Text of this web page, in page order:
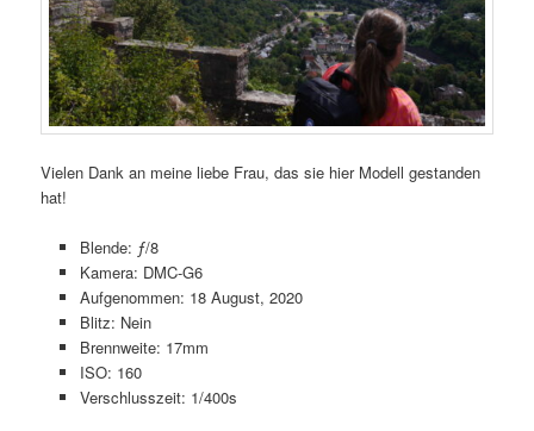
Vielen Dank an meine liebe Frau, das sie hier Modell gestanden
hat!
Blende: ƒ/8
Kamera: DMC-G6
Aufgenommen: 18 August, 2020
Blitz: Nein
Brennweite: 17mm
ISO: 160
Verschlusszeit: 1/400s